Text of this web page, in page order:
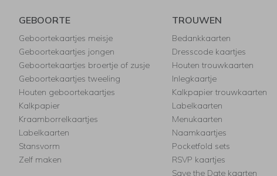
GEBOORTE
Geboortekaartjes meisje
Geboortekaartjes jongen
Geboortekaartjes broertje of zusje
Geboortekaartjes tweeling
Houten geboortekaartjes
Kalkpapier
Kraamborrelkaartjes
Labelkaarten
Stansvorm
Zelf maken
TROUWEN
Bedankkaarten
Dresscode kaartjes
Houten trouwkaarten
Inlegkaartje
Kalkpapier trouwkaarten
Labelkaarten
Menukaarten
Naamkaartjes
Pocketfold sets
RSVP kaartjes
Save the Date kaarten